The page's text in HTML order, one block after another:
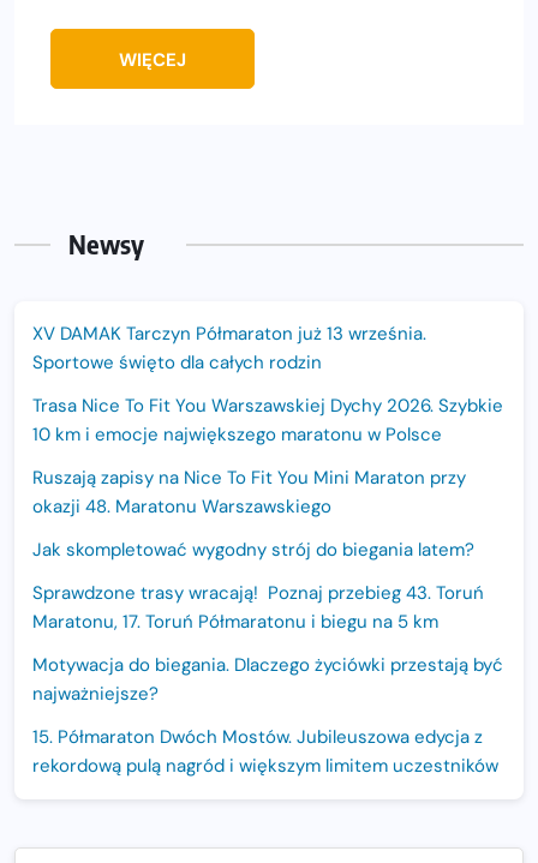
WIĘCEJ
Newsy
XV DAMAK Tarczyn Półmaraton już 13 września.
Sportowe święto dla całych rodzin
Trasa Nice To Fit You Warszawskiej Dychy 2026. Szybkie
10 km i emocje największego maratonu w Polsce
Ruszają zapisy na Nice To Fit You Mini Maraton przy
okazji 48. Maratonu Warszawskiego
Jak skompletować wygodny strój do biegania latem?
Sprawdzone trasy wracają! Poznaj przebieg 43. Toruń
Maratonu, 17. Toruń Półmaratonu i biegu na 5 km
Motywacja do biegania. Dlaczego życiówki przestają być
najważniejsze?
15. Półmaraton Dwóch Mostów. Jubileuszowa edycja z
rekordową pulą nagród i większym limitem uczestników